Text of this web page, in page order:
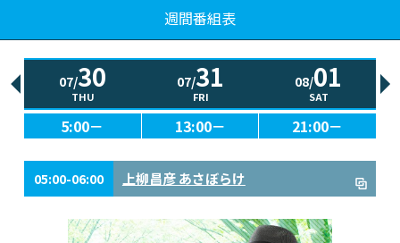
週間番組表
07/30
THU
07/31
FRI
08/01
SAT
5:00－ 13:00－ 21:00－
05:00-06:00 上柳昌彦 あさぼらけ